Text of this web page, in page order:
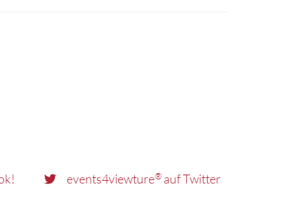
events4viewture®auf Twitter